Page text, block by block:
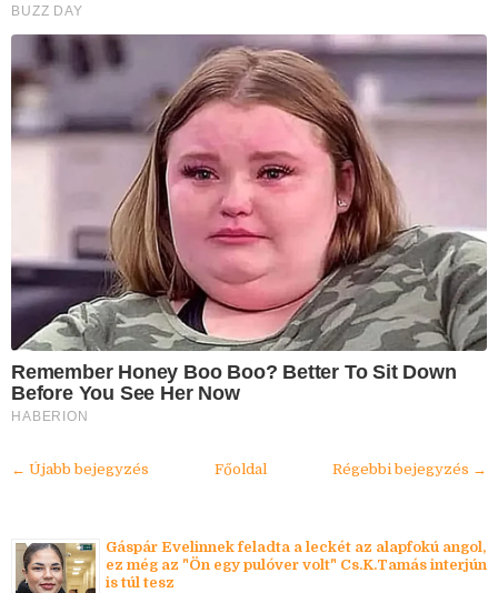
BUZZ DAY
Remember Honey Boo Boo? Better To Sit Down
Before You See Her Now
HABERION
← Újabb bejegyzés Régebbi bejegyzés →
Főoldal
Gáspár Evelinnek feladta a leckét az alapfokú angol,
ez még az "Ön egy pulóver volt" Cs.K.Tamás interjún
is túl tesz